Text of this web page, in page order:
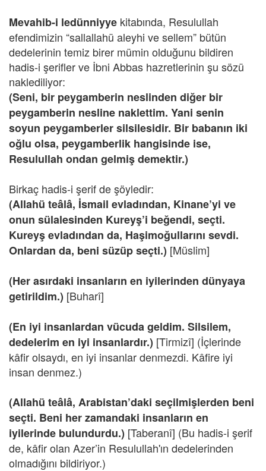
Mevahib-i ledünniyye kitabında, Resulullah
efendimizin “sallallahü aleyhi ve sellem” bütün
dedelerinin temiz birer mümin olduğunu bildiren
hadis-i şerifler ve İbni Abbas hazretlerinin şu sözü
naklediliyor:
(Seni, bir peygamberin neslinden diğer bir
peygamberin nesline naklettim. Yani senin
soyun peygamberler silsilesidir. Bir babanın iki
oğlu olsa, peygamberlik hangisinde ise,
Resulullah ondan gelmiş demektir.)
Birkaç hadis-i şerif de şöyledir:
(Allahü teâlâ, İsmail evladından, Kinane’yi ve
onun sülalesinden Kureyş’i beğendi, seçti.
Kureyş evladından da, Haşimoğullarını sevdi.
Onlardan da, beni süzüp seçti.) [Müslim]
(Her asırdaki insanların en iyilerinden dünyaya
getirildim.) [Buharî]
(En iyi insanlardan vücuda geldim. Silsilem,
dedelerim en iyi insanlardır.) [Tirmizî] (İçlerinde
kâfir olsaydı, en iyi insanlar denmezdi. Kâfire iyi
insan denmez.)
(Allahü teâlâ, Arabistan’daki seçilmişlerden beni
seçti. Beni her zamandaki insanların en
iyilerinde bulundurdu.) [Taberanî] (Bu hadis-i şerif
de, kâfir olan Azer’in Resulullah'ın dedelerinden
olmadığını bildiriyor.)